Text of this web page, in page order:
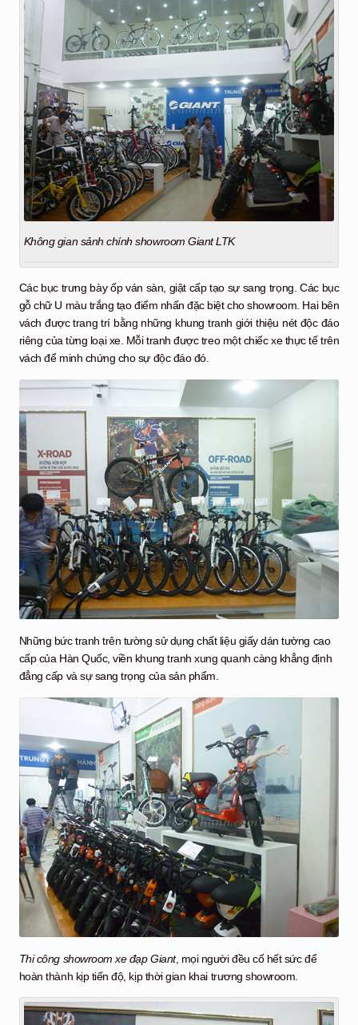
Không gian sảnh chính showroom Giant LTK
Các bục trưng bày ốp ván sàn, giật cấp tạo sự sang trọng. Các bục
gỗ chữ U màu trắng tạo điểm nhấn đặc biệt cho showroom. Hai bên
vách được trang trí bằng những khung tranh giới thiệu nét độc đáo
riêng của từng loại xe. Mỗi tranh được treo một chiếc xe thực tế trên
vách để minh chứng cho sự độc đáo đó.
Những bức tranh trên tường sử dụng chất liệu giấy dán tường cao
cấp của Hàn Quốc, viền khung tranh xung quanh càng khẳng định
đẳng cấp và sự sang trọng của sản phẩm.
Thi công showroom xe đạp Giant, mọi người đều cố hết sức để
hoàn thành kịp tiến độ, kịp thời gian khai trương showroom.